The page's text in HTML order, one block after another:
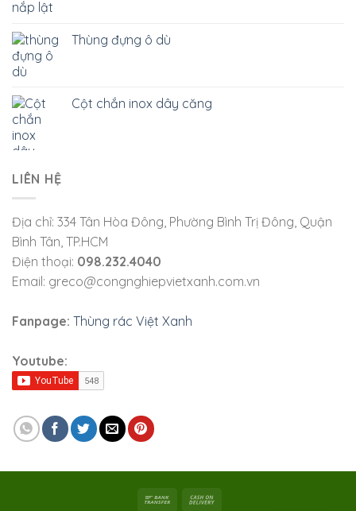
Thùng đựng ô dù
Cột chắn inox dây căng
LIÊN HỆ
Địa chỉ: 334 Tân Hòa Đông, Phường Bình Trị Đông, Quận
Bình Tân, TP.HCM
Điện thoại: 098.232.4040
Email: greco@congnghiepvietxanh.com.vn
Fanpage: Thùng rác Việt Xanh
Youtube: